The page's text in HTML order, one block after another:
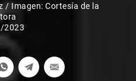
/ Imagen: Cortesía de la
2023